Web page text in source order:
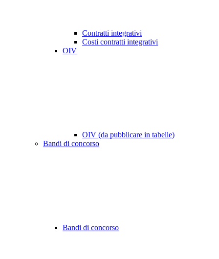
Contratti integrativi
Costi contratti integrativi
OIV
OIV (da pubblicare in tabelle)
Bandi di concorso
Bandi di concorso